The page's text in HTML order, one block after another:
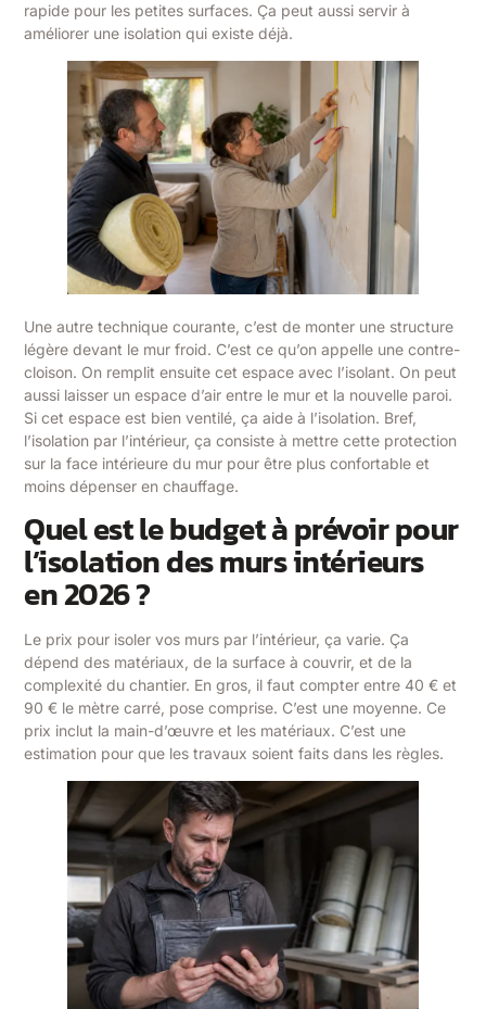
rapide pour les petites surfaces. Ça peut aussi servir à
améliorer une isolation qui existe déjà.
Une autre technique courante, c’est de monter une structure
légère devant le mur froid. C’est ce qu’on appelle une contre-
cloison. On remplit ensuite cet espace avec l’isolant. On peut
aussi laisser un espace d’air entre le mur et la nouvelle paroi.
Si cet espace est bien ventilé, ça aide à l’isolation. Bref,
l’isolation par l’intérieur, ça consiste à mettre cette protection
sur la face intérieure du mur pour être plus confortable et
moins dépenser en chauffage.
Quel est le budget à prévoir pour
l’isolation des murs intérieurs
en 2026 ?
Le prix pour isoler vos murs par l’intérieur, ça varie. Ça
dépend des matériaux, de la surface à couvrir, et de la
complexité du chantier. En gros, il faut compter entre 40 € et
90 € le mètre carré, pose comprise. C’est une moyenne. Ce
prix inclut la main-d’œuvre et les matériaux. C’est une
estimation pour que les travaux soient faits dans les règles.